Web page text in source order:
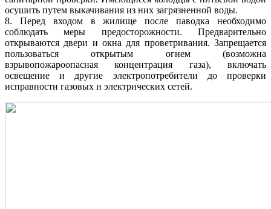
осушить путем выкачивания из них загрязненной воды.
8. Перед входом в жилище после паводка необходимо
соблюдать меры предосторожности. Предварительно
открываются двери и окна для проветривания. Запрещается
пользоваться открытым огнем (возможна
взрывопожароопасная концентрация газа), включать
освещение и другие электропотребители до проверки
исправности газовых и электрических сетей.